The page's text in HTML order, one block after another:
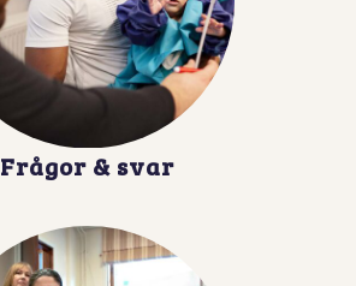
Frågor & svar